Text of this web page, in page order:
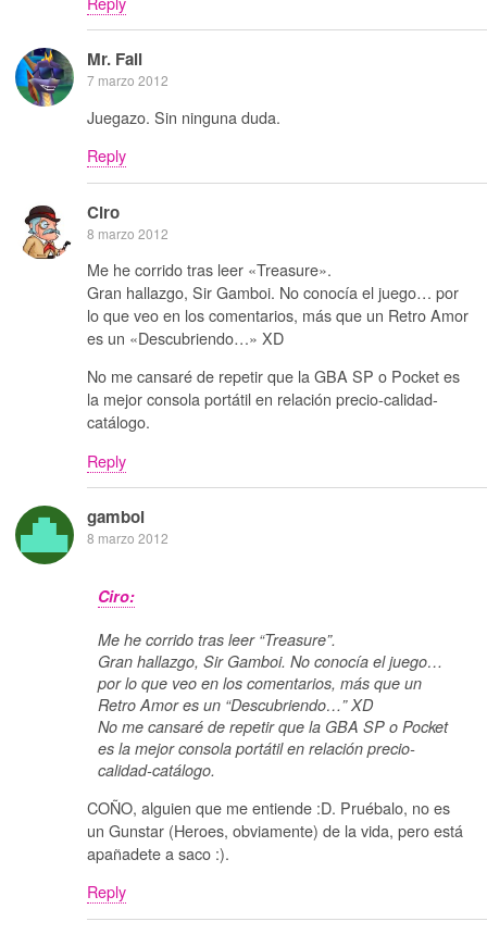
Mr. Fail
7 marzo 2012
Juegazo. Sin ninguna duda.
Reply
Ciro
8 marzo 2012
Me he corrido tras leer «Treasure».
Gran hallazgo, Sir Gamboi. No conocía el juego… por
lo que veo en los comentarios, más que un Retro Amor
es un «Descubriendo…» XD
No me cansaré de repetir que la GBA SP o Pocket es
la mejor consola portátil en relación precio-calidad-
catálogo.
Reply
gamboi
8 marzo 2012
Ciro:
Me he corrido tras leer “Treasure”.
Gran hallazgo, Sir Gamboi. No conocía el juego…
por lo que veo en los comentarios, más que un
Retro Amor es un “Descubriendo…” XD
No me cansaré de repetir que la GBA SP o Pocket
es la mejor consola portátil en relación precio-
calidad-catálogo.
COÑO, alguien que me entiende :D. Pruébalo, no es
un Gunstar (Heroes, obviamente) de la vida, pero está
apañadete a saco :).
Reply